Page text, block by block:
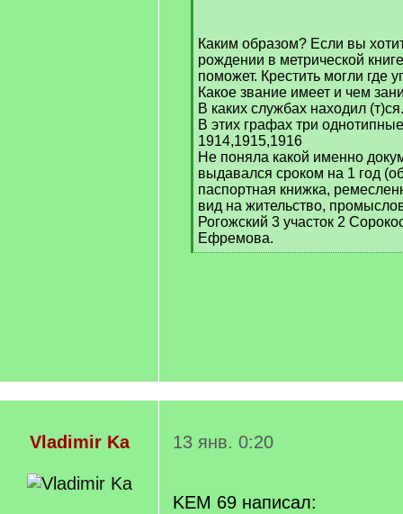
]
Каким образом? Если вы
рождении в метрической
поможет. Крестить могли где
Какое звание имеет и чем
В каких службах находил (т)ся.
В этих графах три
1914,1915,1916
Не поняла какой именно
выдавался сроком на 1 год
паспортная книжка,
вид на жительство,
Рогожский 3 участок 2
Ефремова.
[
Vladimir Ka 13 янв. 0:20
KEM 69 написал: